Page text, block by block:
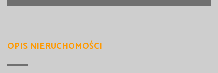
OPIS NIERUCHOMOŚCI